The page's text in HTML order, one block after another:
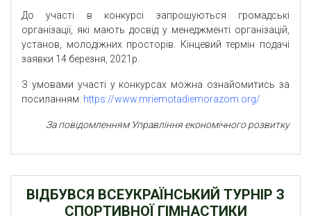
До участі в конкурсі запрошуються громадські
організації, які мають досвід у менеджменті організацій,
установ, молодіжних просторів. Кінцевий термін подачі
заявки 14 березня, 2021р.
З умовами участі у конкурсах можна ознайомитись за
посиланням: https://www.mriemotadiemorazom.org/
За повідомленням Управління економічного розвитку
ВІДБУВСЯ ВСЕУКРАЇНСЬКИЙ ТУРНІР З
СПОРТИВНОЇ ГІМНАСТИКИ